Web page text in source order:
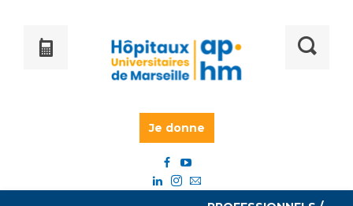
Je donne